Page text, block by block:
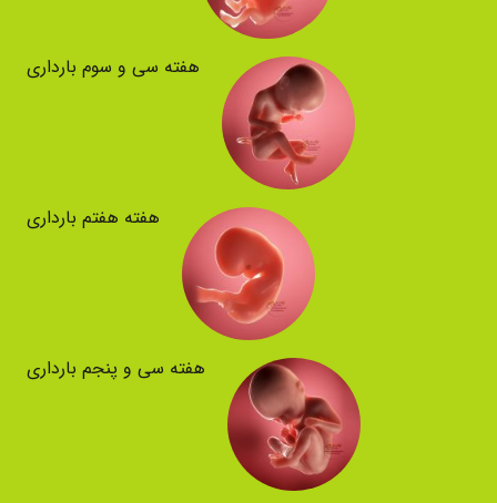
هفته سی و سوم بارداری
هفته هفتم بارداری
هفته سی و پنجم بارداری